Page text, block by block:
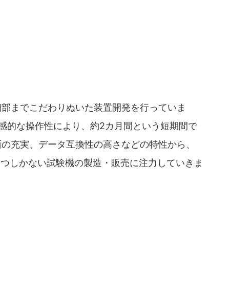
までこだわりぬいた装置開発を行っていま
的な操作性により、約2カ月間という短期間で
充実、データ互換性の高さなどの特性から、
しかない試験機の製造・販売に注力していきま